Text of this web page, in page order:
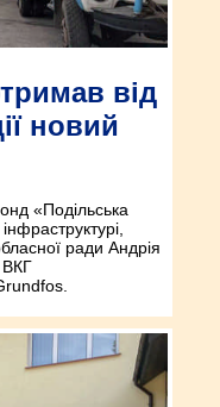
від
новий
«Подільська
ради Андрія
ВКГ